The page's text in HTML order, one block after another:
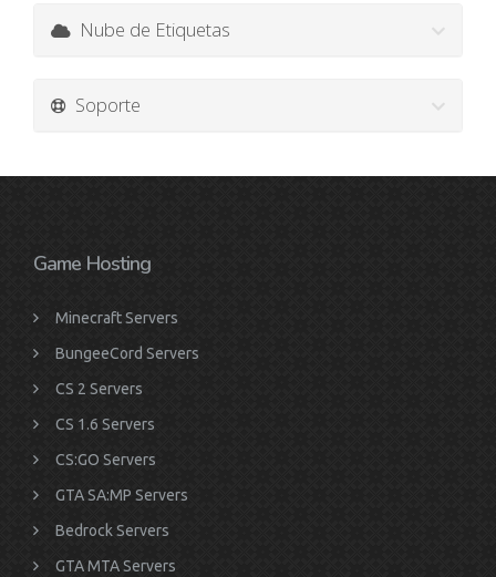
Nube de Etiquetas
Soporte
Game Hosting
Minecraft Servers
BungeeCord Servers
CS 2 Servers
CS 1.6 Servers
CS:GO Servers
GTA SA:MP Servers
Bedrock Servers
GTA MTA Servers